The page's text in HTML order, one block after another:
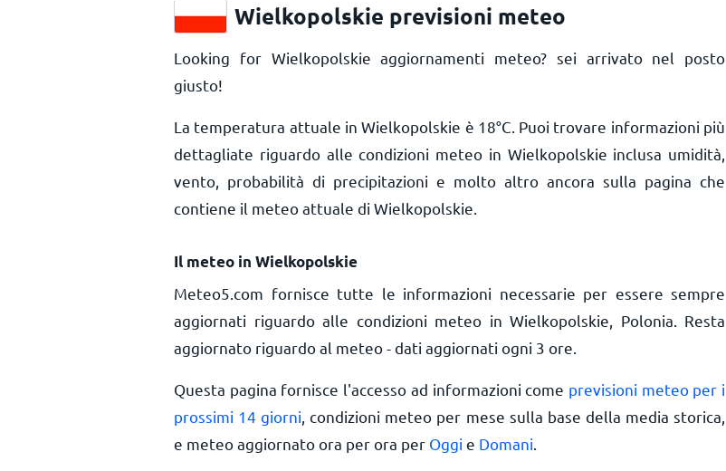
Wielkopolskie previsioni meteo
Looking for Wielkopolskie aggiornamenti meteo? sei arrivato nel posto
giusto!
La temperatura attuale in Wielkopolskie è 18°C . Puoi trovare informazioni più
dettagliate riguardo alle condizioni meteo in Wielkopolskie inclusa umidità,
vento, probabilità di precipitazioni e molto altro ancora sulla pagina che
contiene il meteo attuale di Wielkopolskie.
Il meteo in Wielkopolskie
Meteo5.com fornisce tutte le informazioni necessarie per essere sempre
aggiornati riguardo alle condizioni meteo in Wielkopolskie, Polonia. Resta
aggiornato riguardo al meteo - dati aggiornati ogni 3 ore.
Questa pagina fornisce l'accesso ad informazioni come previsioni meteo per i
prossimi 14 giorni , condizioni meteo per mese sulla base della media storica,
e meteo aggiornato ora per ora per Oggi e Domani